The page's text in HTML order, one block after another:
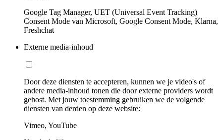
Google Tag Manager, UET (Universal Event Tracking)
Consent Mode van Microsoft, Google Consent Mode, Klarna,
Freshchat
Externe media-inhoud
Door deze diensten te accepteren, kunnen we je video's of
andere media-inhoud tonen die door externe providers wordt
gehost. Met jouw toestemming gebruiken we de volgende
diensten van derden op deze website:
Vimeo, YouTube